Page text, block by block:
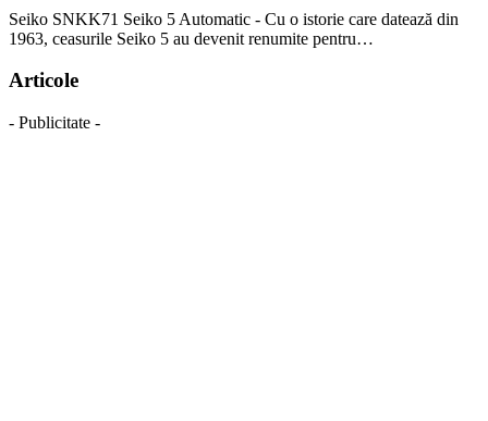
Seiko SNKK71 Seiko 5 Automatic - Cu o istorie care datează din
1963, ceasurile Seiko 5 au devenit renumite pentru…
Articole
- Publicitate -